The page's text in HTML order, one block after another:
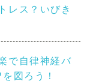
レス？いびき
で自律神経バ
図ろう！